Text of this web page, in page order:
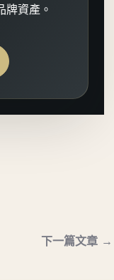
牌資產。
下一篇文章 →